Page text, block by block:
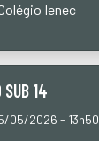
Ienec
SUB 14
05/2026 - 13h50